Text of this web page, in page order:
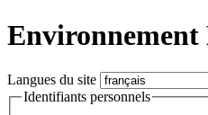
Environnement
Langues du site
Identifiants personnels